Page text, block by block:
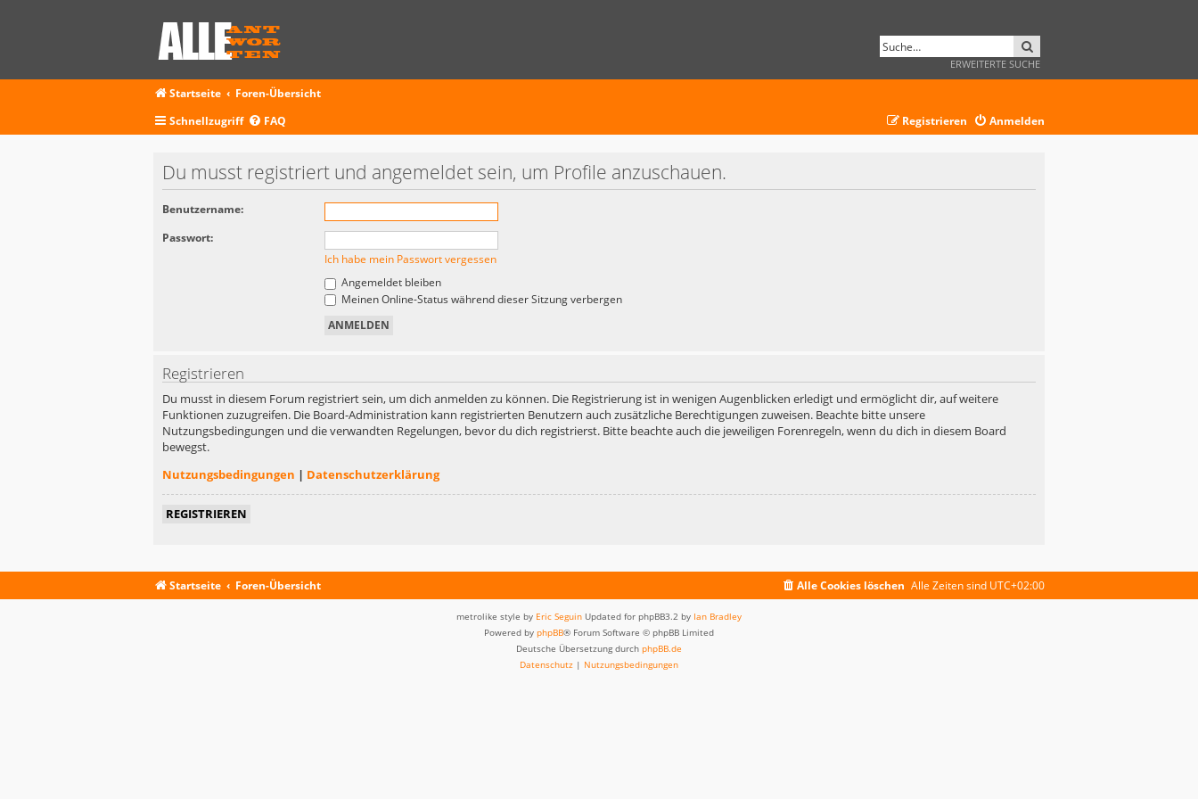
ERWEITERTE SUCHE
Startseite
Foren-Übersicht
Schnellzugriff
FAQ Anmelden
Registrieren
Du musst registriert und angemeldet sein, um Profile anzuschauen.
Benutzername:
Passwort:
Ich habe mein Passwort vergessen
Angemeldet bleiben
Meinen Online-Status während dieser Sitzung verbergen
Registrieren
Du musst in diesem Forum registriert sein, um dich anmelden zu können. Die Registrierung ist in wenigen Augenblicken erledigt und ermöglicht dir, auf weitere
Funktionen zuzugreifen. Die Board-Administration kann registrierten Benutzern auch zusätzliche Berechtigungen zuweisen. Beachte bitte unsere
Nutzungsbedingungen und die verwandten Regelungen, bevor du dich registrierst. Bitte beachte auch die jeweiligen Forenregeln, wenn du dich in diesem Board
bewegst.
Nutzungsbedingungen | Datenschutzerklärung
REGISTRIEREN
Startseite Foren-Übersicht Alle Zeiten sind UTC+02:00
Alle Cookies löschen
metrolike style by Eric Seguin Updated for phpBB3.2 by Ian Bradley
Powered by phpBB® Forum Software © phpBB Limited
Deutsche Übersetzung durch phpBB.de
Datenschutz | Nutzungsbedingungen